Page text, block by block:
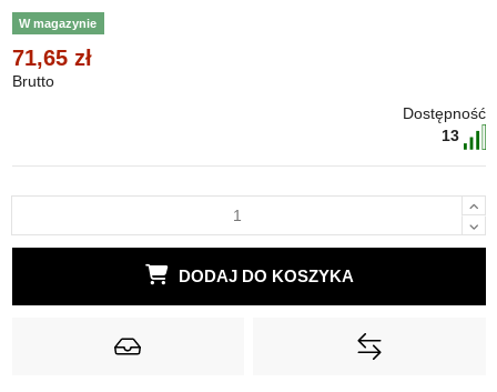
W magazynie
71,65 zł
Brutto
Dostępność
13
DODAJ DO KOSZYKA